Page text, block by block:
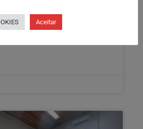
Parlamentar em Favor dos
Socioeducativo. O
Aceitar